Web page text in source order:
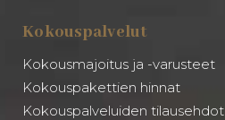
Kokouspalvelut
Kokousmajoitus ja -varusteet
Kokouspakettien hinnat
Kokouspalveluiden tilausehdot